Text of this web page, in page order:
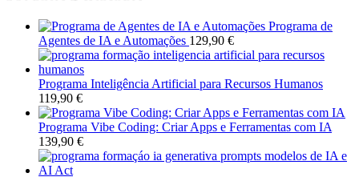
Programa de
Agentes de IA e Automações 129,90 €
Programa Inteligência Artificial para Recursos Humanos
119,90 €
Programa Vibe Coding: Criar Apps e Ferramentas com IA
139,90 €